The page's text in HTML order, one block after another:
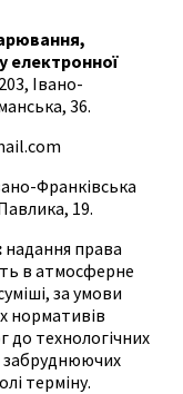
електронної
Івано-
36.
Франківська
19.
надання права
в атмосферне
за умови
нормативів
до технологічних
забруднюючих
терміну.